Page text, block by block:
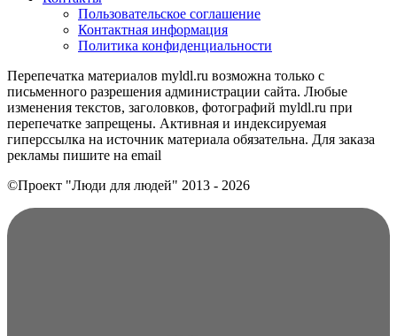
Пользовательское соглашение
Контактная информация
Политика конфиденциальности
Перепечатка материалов myldl.ru возможна только с
письменного разрешения администрации сайта. Любые
изменения текстов, заголовков, фотографий myldl.ru при
перепечатке запрещены. Активная и индексируемая
гиперссылка на источник материала обязательна. Для заказа
рекламы пишите на еmail
©Проект "Люди для людей" 2013 - 2026